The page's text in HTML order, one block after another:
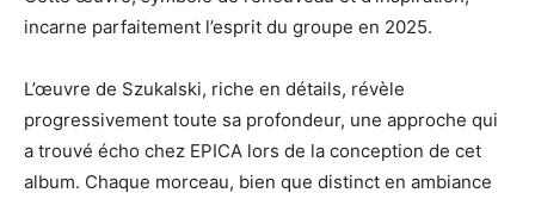
incarne parfaitement l’esprit du groupe en 2025.
L’œuvre de Szukalski, riche en détails, révèle
progressivement toute sa profondeur, une approche qui
a trouvé écho chez EPICA lors de la conception de cet
album. Chaque morceau, bien que distinct en ambiance